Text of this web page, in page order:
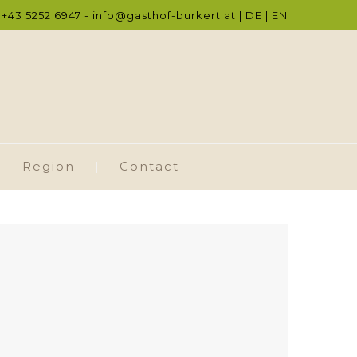
5252 6947 - info@gasthof-burkert.at | DE | EN
Region Contact